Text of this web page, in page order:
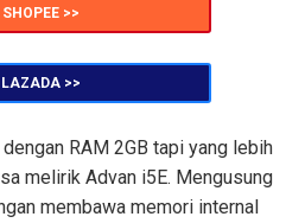
>>
>>
RAM 2GB tapi yang lebih
melirik Advan i5E. Mengusung
membawa memori internal